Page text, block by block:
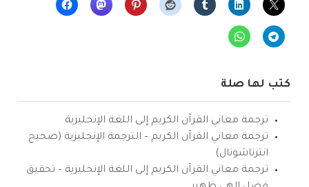
كتب لها صلة
ترجمة معاني القرآن الكريم إلى اللغة الإنجليزية
ترجمة معاني القرآن الكريم – الترجمة الإنجليزية (صحيح
انترناشونال)
ترجمة معاني القرآن الكريم إلى اللغة الإنجليزية – تحقيق